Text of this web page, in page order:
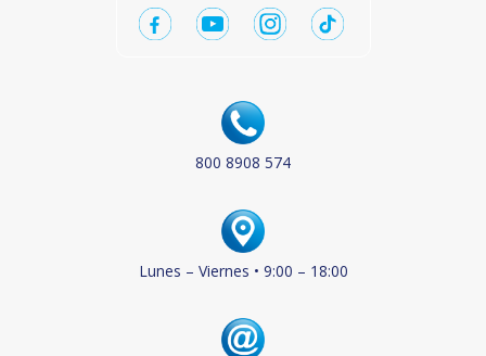
800 8908 574
Lunes – Viernes • 9:00 – 18:00